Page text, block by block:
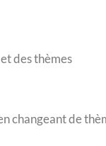
des thèmes
changeant de